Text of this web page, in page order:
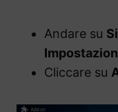
Andare su
Cliccare su